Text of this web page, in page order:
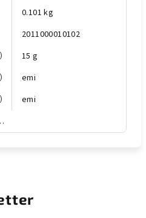
0.101 kg
2011000010102
15 g
emi
emi